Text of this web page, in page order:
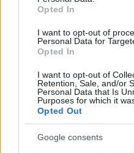
Opted In
I want to opt-out of
Personal Data for
Opted In
I want to opt-out of
Retention, Sale, and/or
Personal Data that Is
Purposes for which it
Opted Out
Google consents
VICC: Egy
régóta